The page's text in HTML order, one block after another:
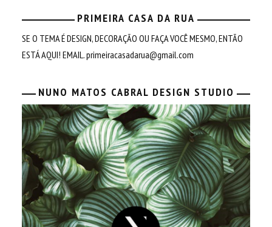
PRIMEIRA CASA DA RUA
SE O TEMA É DESIGN, DECORAÇÃO OU FAÇA VOCÊ MESMO, ENTÃO
ESTÁ AQUI! EMAIL.primeiracasadarua@gmail.com
NUNO MATOS CABRAL DESIGN STUDIO